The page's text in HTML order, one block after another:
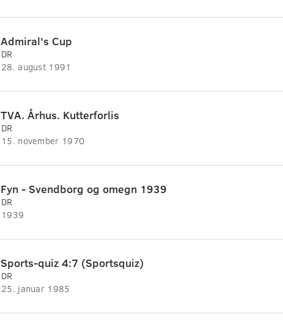
Admiral's Cup
DR
28. august 1991
TVA. Århus. Kutterforlis
DR
15. november 1970
Fyn - Svendborg og omegn 1939
DR
1939
Sports-quiz 4:7 (Sportsquiz)
DR
25. januar 1985